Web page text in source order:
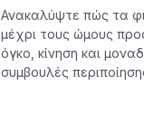
Ανακαλύψτε πώς τα
μέχρι τους ώμους
όγκο, κίνηση και
συμβουλές